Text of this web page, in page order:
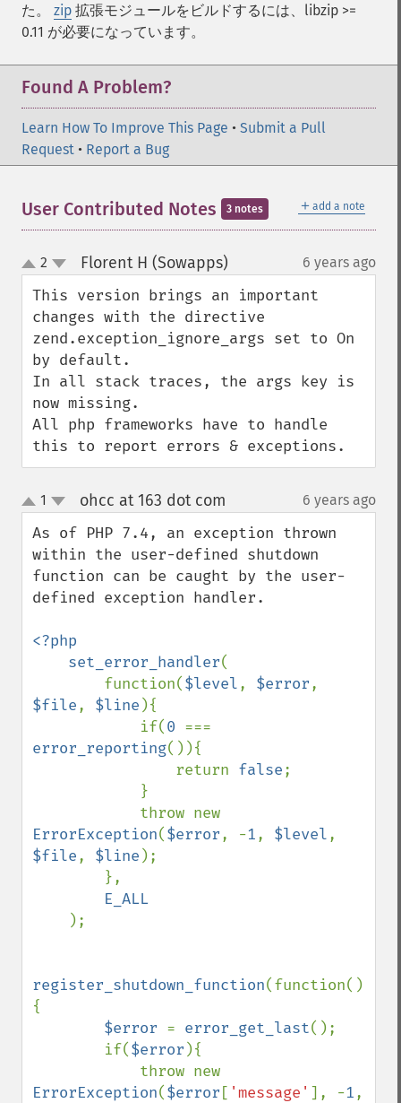
た。 zip 拡張モジュールをビルドするには、libzip >=
0.11 が必要になっています。
Found A Problem?
Learn How To Improve This Page • Submit a Pull
Request • Report a Bug
＋ add a note
User Contributed Notes 3 notes
up
down
2 Florent H (Sowapps) 6 years ago
This version brings an important
changes with the directive
zend.exception_ignore_args set to On
by default.
In all stack traces, the args key is
now missing.
All php frameworks have to handle
this to report errors & exceptions.
up
down
1 ohcc at 163 dot com 6 years ago
As of PHP 7.4, an exception thrown
within the user-defined shutdown
function can be caught by the user-
defined exception handler.
<?php
    set_error_handler
(
        function(
$level, $error
$file, $line ){
            if(
0
error_reporting()){
                return
false;
ErrorException($error, -1, $level
$file, $line );
E_ALL
);
register_shutdown_function(function()
{
$error = error_get_last();
        if(
$error ){
ErrorException($error [ 'message' ], -1